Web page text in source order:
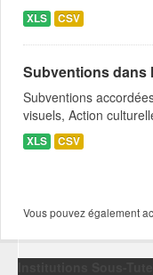
XLS CSV
Subventions dans
Subventions
visuels, Action
XLS CSV
Vous pouvez également